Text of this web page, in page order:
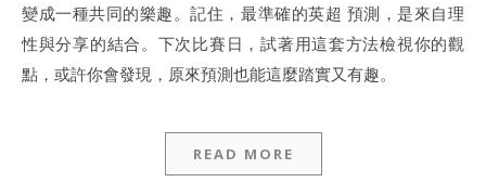
變成一種共同的樂趣。記住，最準確的英超 預測，是來自理
性與分享的結合。下次比賽日，試著用這套方法檢視你的觀
點，或許你會發現，原來預測也能這麼踏實又有趣。
READ MORE